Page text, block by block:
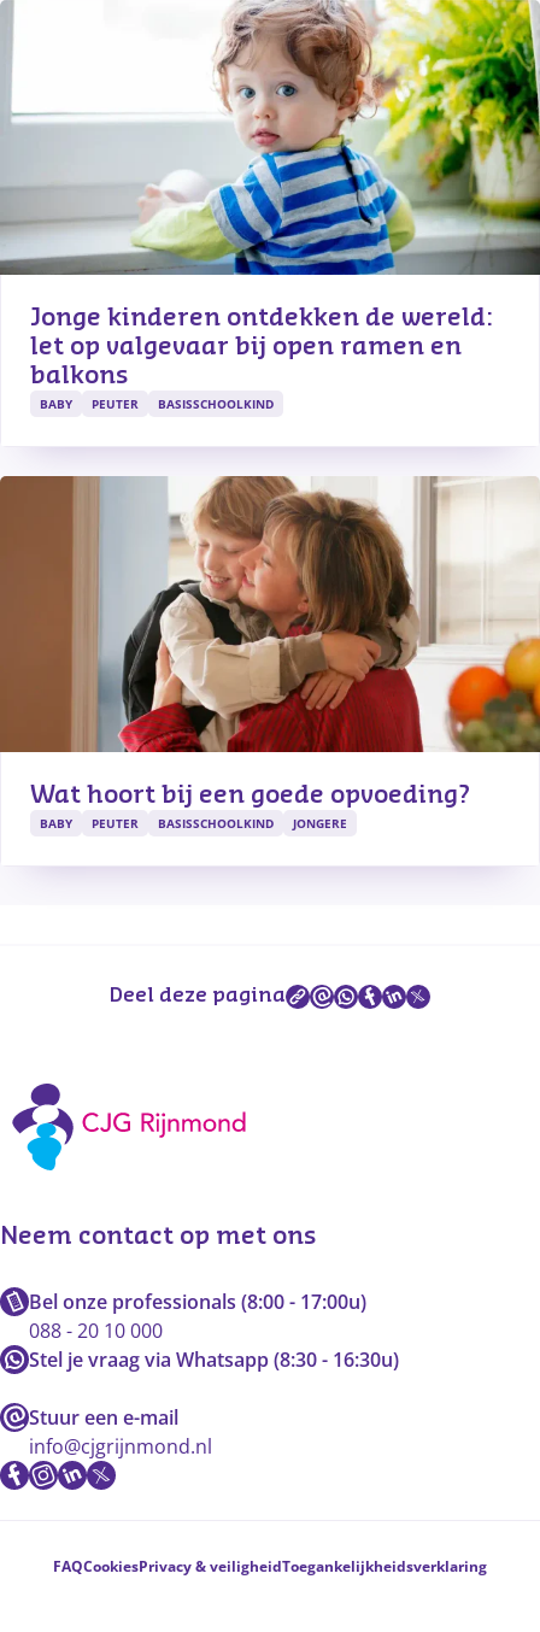
Jonge kinderen ontdekken de wereld:
let op valgevaar bij open ramen en
balkons
BABY PEUTER BASISSCHOOLKIND
Wat hoort bij een goede opvoeding?
BABY PEUTER BASISSCHOOLKIND JONGERE
Deel deze pagina
Neem contact op met ons
Bel onze professionals (8:00 - 17:00u)
088 - 20 10 000
Stel je vraag via Whatsapp (8:30 - 16:30u)
Stuur een e-mail
info@cjgrijnmond.nl
Voetnavigatie
FAQCookiesPrivacy & veiligheidToegankelijkheidsverklaring